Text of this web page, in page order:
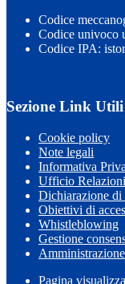
Codice
Codice
Codice IPA:
Sezione Link Utili
Cookie policy
Note legali
Informativa
Ufficio
Dichiarazione di
Obiettivi di
Whistleblowing
Gestione
Pagina